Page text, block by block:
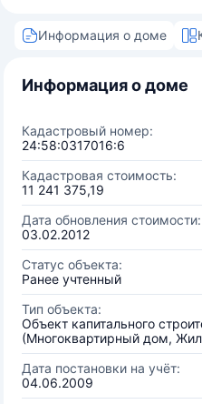
Информация о доме
Информация о доме
Кадастровый номер:
24:58:0317016:6
Кадастровая стоимость:
11 241 375,19
Дата обновления стоимости:
03.02.2012
Статус объекта:
Ранее учтенный
Тип объекта:
Объект капитального
(Многоквартирный дом,
Дата постановки на учёт:
04.06.2009